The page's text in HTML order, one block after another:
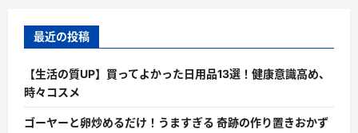
最近の投稿
【生活の質UP】買ってよかった日用品13選！健康意識高め、
時々コスメ
ゴーヤーと卵炒めるだけ！うますぎる 奇跡の作り置きおかず